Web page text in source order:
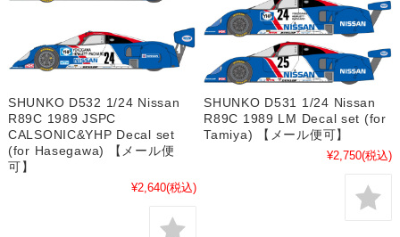
SHUNKO D532 1/24 Nissan
R89C 1989 JSPC
CALSONIC&YHP Decal set
(for Hasegawa) 【メール便
可】
¥2,640(税込)
SHUNKO D531 1/24 Nissan
R89C 1989 LM Decal set (for
Tamiya) 【メール便可】
¥2,750(税込)